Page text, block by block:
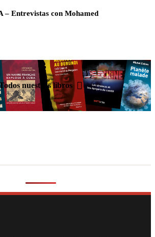
– Entrevistas con Mohamed
nuestros libros